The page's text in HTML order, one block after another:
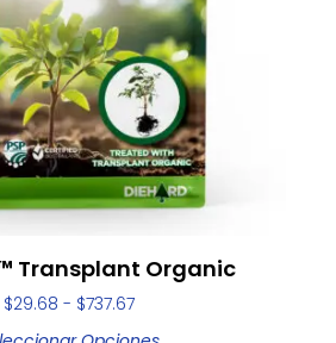
Transplant Organic
$29.68 - $737.67